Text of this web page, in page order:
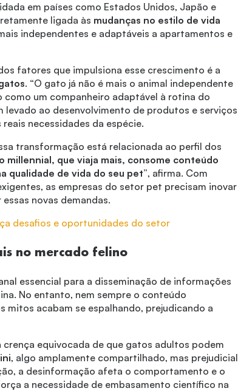
em países como Estados Unidos, Japão e
ligada às mudanças no estilo de vida
independentes e adaptáveis a apartamentos e
fatores que impulsiona esse crescimento é a
. “O gato já não é mais o animal independente
como um companheiro adaptável à rotina do
levado ao desenvolvimento de produtos e serviços
necessidades da espécie.
transformação está relacionada ao perfil dos
millennial, que viaja mais, consome conteúdo
qualidade de vida do seu pet”, afirma. Com
as empresas do setor pet precisam inovar
novas demandas.
desafios e oportunidades do setor
no mercado felino
essencial para a disseminação de informações
No entanto, nem sempre o conteúdo
mitos acabam se espalhando, prejudicando a
crença equivocada de que gatos adultos podem
, algo amplamente compartilhado, mas prejudicial
a desinformação afeta o comportamento e o
a necessidade de embasamento científico na